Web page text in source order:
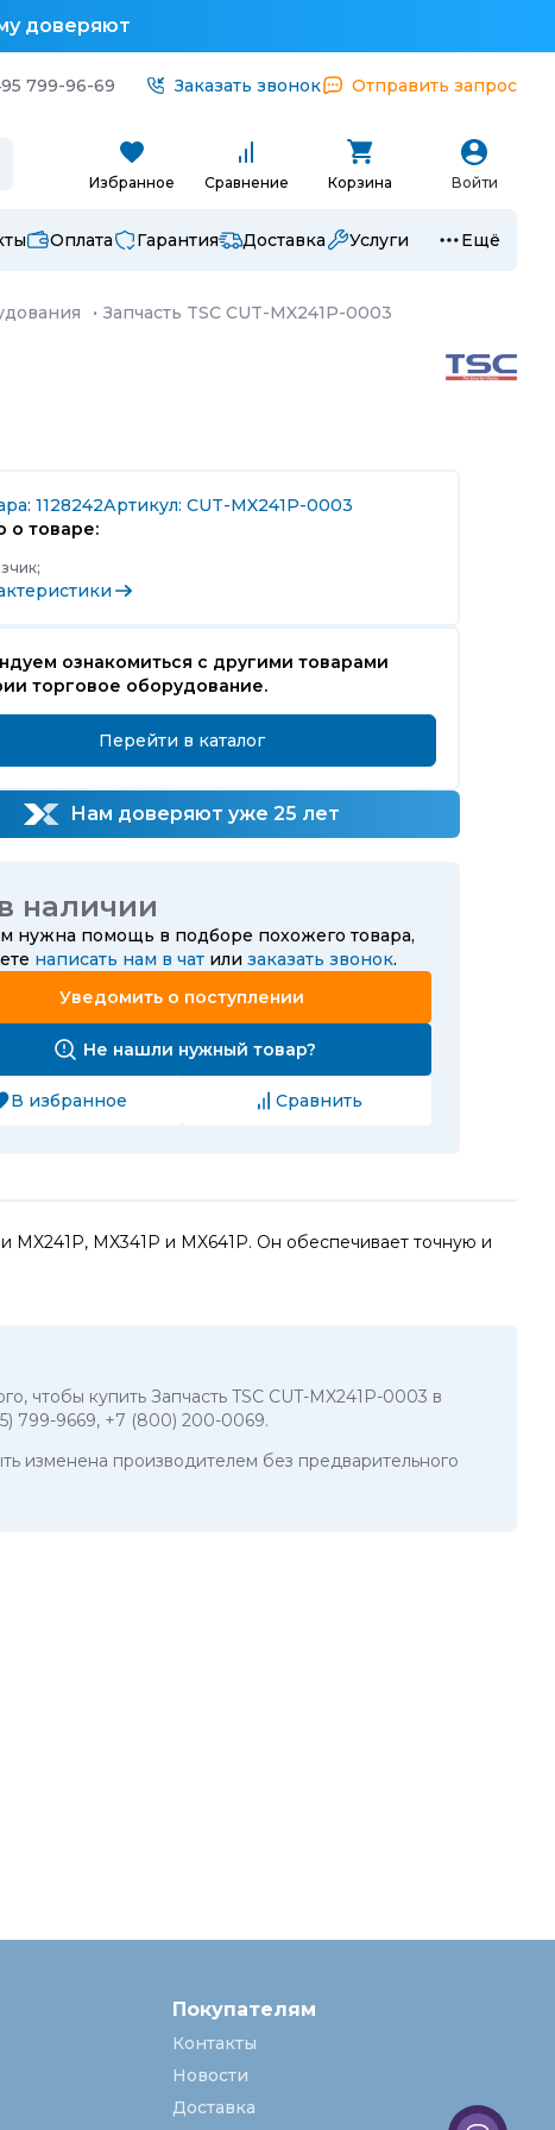
доверяют
799-96-69 Заказать звонок Отправить запрос
Избранное Сравнение Корзина Войти
Оплата Гарантия Доставка Услуги Ещё
· Запчасть TSC CUT-MX241P-0003
1128242Артикул: CUT-MX241P-0003
о товаре:
ознакомиться с другими товарами
торговое оборудование.
Перейти в каталог
Нам доверяют уже 25 лет
наличии
нужна помощь в подборе похожего товара,
написать нам в чат или заказать звонок.
Уведомить о поступлении
Не нашли нужный товар?
В избранное Сравнить
MX341P и MX641P. Он обеспечивает точную и
чтобы купить Запчасть TSC CUT-MX241P-0003 в
799-9669, +7 (800) 200-0069.
изменена производителем без предварительного
Покупателям
Контакты
Новости
Доставка